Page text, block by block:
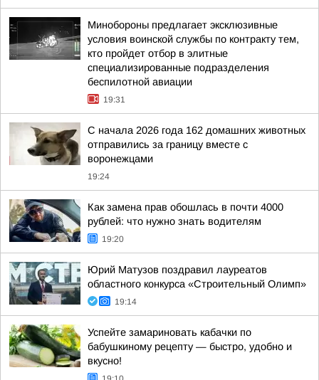
Минобороны предлагает эксклюзивные
условия воинской службы по контракту тем,
кто пройдет отбор в элитные
специализированные подразделения
беспилотной авиации
19:31
С начала 2026 года 162 домашних животных
отправились за границу вместе с
воронежцами
19:24
Как замена прав обошлась в почти 4000
рублей: что нужно знать водителям
19:20
Юрий Матузов поздравил лауреатов
областного конкурса «Строительный Олимп»
19:14
Успейте замариновать кабачки по
бабушкиному рецепту — быстро, удобно и
вкусно!